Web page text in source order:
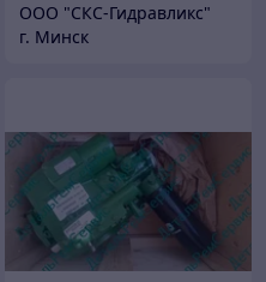
ООО "СКС-Гидравликс"
г. Минск